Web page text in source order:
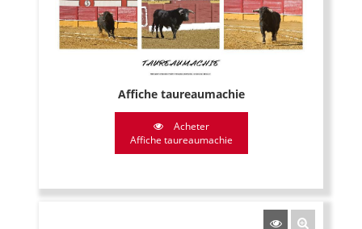
Affiche taureaumachie
Acheter
Affiche taureaumachie